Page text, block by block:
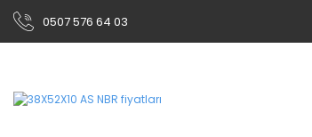
0507 576 64 03